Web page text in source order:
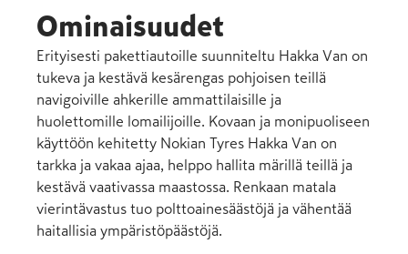
Ominaisuudet
Erityisesti pakettiautoille suunniteltu Hakka Van on
tukeva ja kestävä kesärengas pohjoisen teillä
navigoiville ahkerille ammattilaisille ja
huolettomille lomailijoille. Kovaan ja monipuoliseen
käyttöön kehitetty Nokian Tyres Hakka Van on
tarkka ja vakaa ajaa, helppo hallita märillä teillä ja
kestävä vaativassa maastossa. Renkaan matala
vierintävastus tuo polttoainesäästöjä ja vähentää
haitallisia ympäristöpäästöjä.